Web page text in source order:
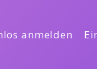
anmelden